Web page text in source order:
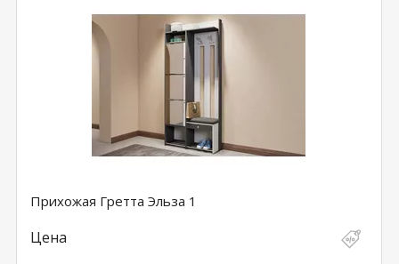
Прихожая Гретта Эльза 1
Цена